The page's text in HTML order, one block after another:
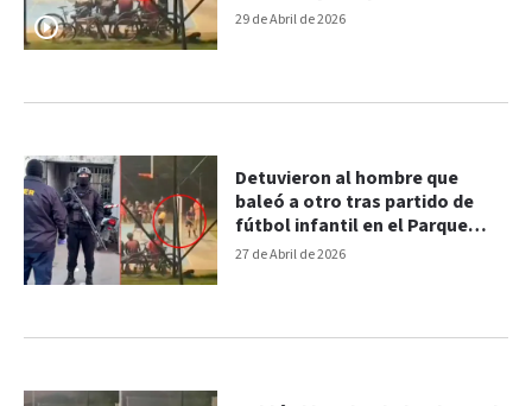
29 de Abril de 2026
restrictivas
27 de Abril de 2026
Detuvieron al hombre que
baleó a otro tras partido de
fútbol infantil en el Parque
Gazzano